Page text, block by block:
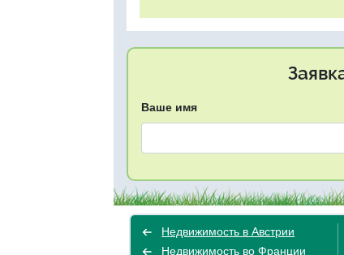
Ваше имя
Недвижимость в Австрии
Недвижимость во Франции